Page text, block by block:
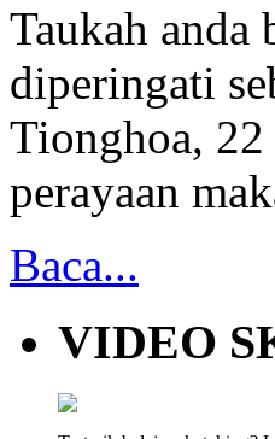
Taukah anda
diperingati
Tionghoa,
perayaan
Baca...
VIDEO